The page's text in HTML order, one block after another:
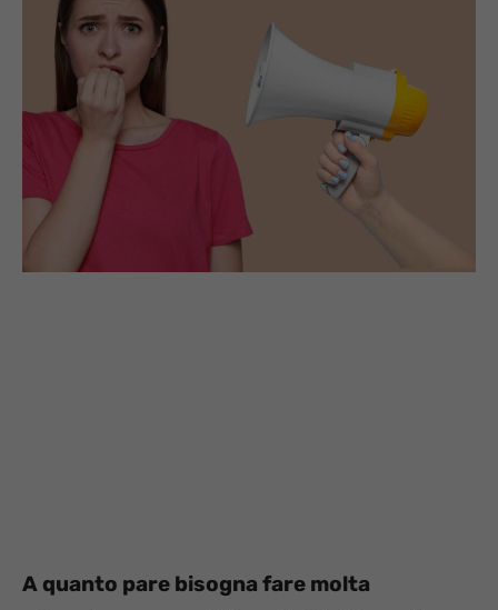
A quanto pare bisogna fare molta